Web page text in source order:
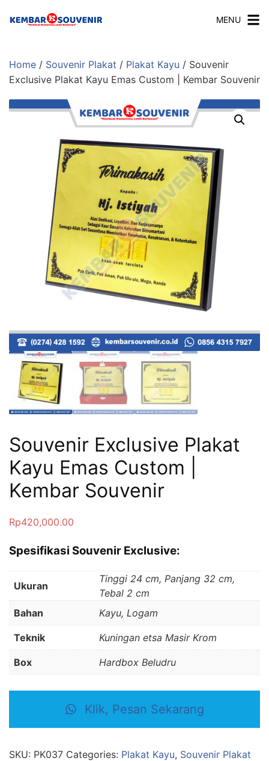
MENU
Home / Souvenir Plakat / Plakat Kayu / Souvenir
Exclusive Plakat Kayu Emas Custom | Kembar Souvenir
Souvenir Exclusive Plakat
Kayu Emas Custom |
Kembar Souvenir
Rp420,000.00
Spesifikasi Souvenir Exclusive:
Ukuran
Tinggi 24 cm, Panjang 32 cm,
Tebal 2 cm
Bahan
Kayu, Logam
Teknik Kuningan etsa Masir Krom
Box Hardbox Beludru
Klik, Pesan Sekarang
SKU: PK037 Categories: Plakat Kayu, Souvenir Plakat